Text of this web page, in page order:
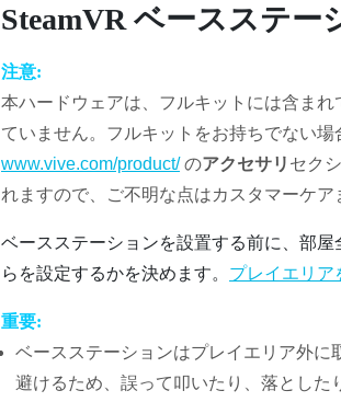
SteamVR ベースステー
注意:
本ハードウェアは、フルキットには含ま
ていません。フルキットをお持ちでない
www.vive.com/product/のアクセサリ セク
れますので、ご不明な点はカスタマーケア
ベースステーションを設置する前に、部
らを設定するかを決めます。 プレイエリア
重要:
ベースステーションはプレイエリア外に
避けるため、誤って叩いたり、落とした